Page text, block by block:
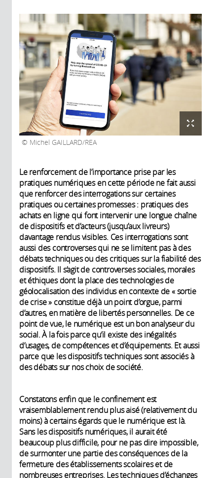
Michel GAILLARD/REA
Le renforcement de l’importance prise par les
pratiques numériques en cette période ne fait aussi
que renforcer des interrogations sur certaines
pratiques ou certaines promesses : pratiques des
achats en ligne qui font intervenir une longue chaîne
de dispositifs et d’acteurs (jusqu’aux livreurs)
davantage rendus visibles. Ces interrogations sont
aussi des controverses qui ne se limitent pas à des
débats techniques ou des critiques sur la fiabilité des
dispositifs. Il s’agit de controverses sociales, morales
et éthiques dont la place des technologies de
géolocalisation des individus en contexte de « sortie
de crise » constitue déjà un point d’orgue, parmi
d’autres, en matière de libertés personnelles. De ce
point de vue, le numérique est un bon analyseur du
social. À la fois parce qu’il existe des inégalités
d’usages, de compétences et d’équipements. Et aussi
parce que les dispositifs techniques sont associés à
des débats sur nos choix de société.
Constatons enfin que le confinement est
vraisemblablement rendu plus aisé (relativement du
moins) à certains égards que le numérique est là.
Sans les dispositifs numériques, il aurait été
beaucoup plus difficile, pour ne pas dire impossible,
de surmonter une partie des conséquences de la
fermeture des établissements scolaires et de
nombreuses entreprises. Les techniques d’échanges